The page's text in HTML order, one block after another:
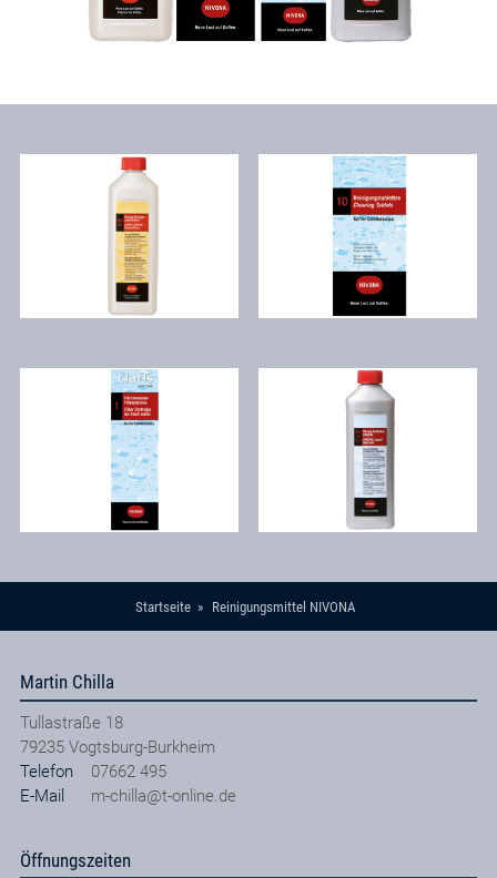
Startseite Reinigungsmittel NIVONA
Martin Chilla
Tullastraße 18
79235 Vogtsburg-Burkheim
Telefon
07662 495
E-Mail
m-chilla@t-online.de
Öffnungszeiten